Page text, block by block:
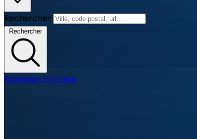
Rechercher
Rechercher
Extension Chrome